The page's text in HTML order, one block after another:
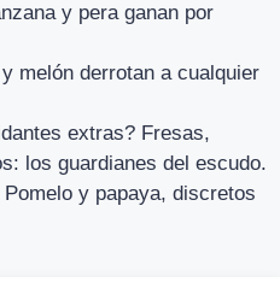
y pera ganan por
melón derrotan a cualquier
extras? Fresas,
los guardianes del escudo.
y papaya, discretos